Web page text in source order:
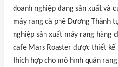
doanh nghiệp đang sản xuất và
máy rang cà phê Dương Thành
nghiệp sản xuất máy rang hàng
cafe Mars Roaster được thiết kế
thích hợp cho mô hình quán